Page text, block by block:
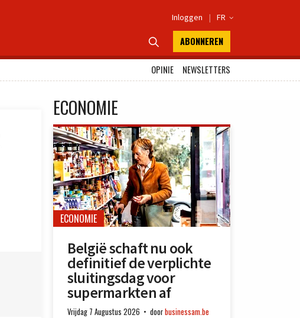
Inloggen | FR 
 ABONNEREN
OPINIE
NEWSLETTERS
ECONOMIE
ECONOMIE
België schaft nu ook
definitief de verplichte
sluitingsdag voor
supermarkten af
Vrijdag 7 Augustus 2026 doorbusinessam.be